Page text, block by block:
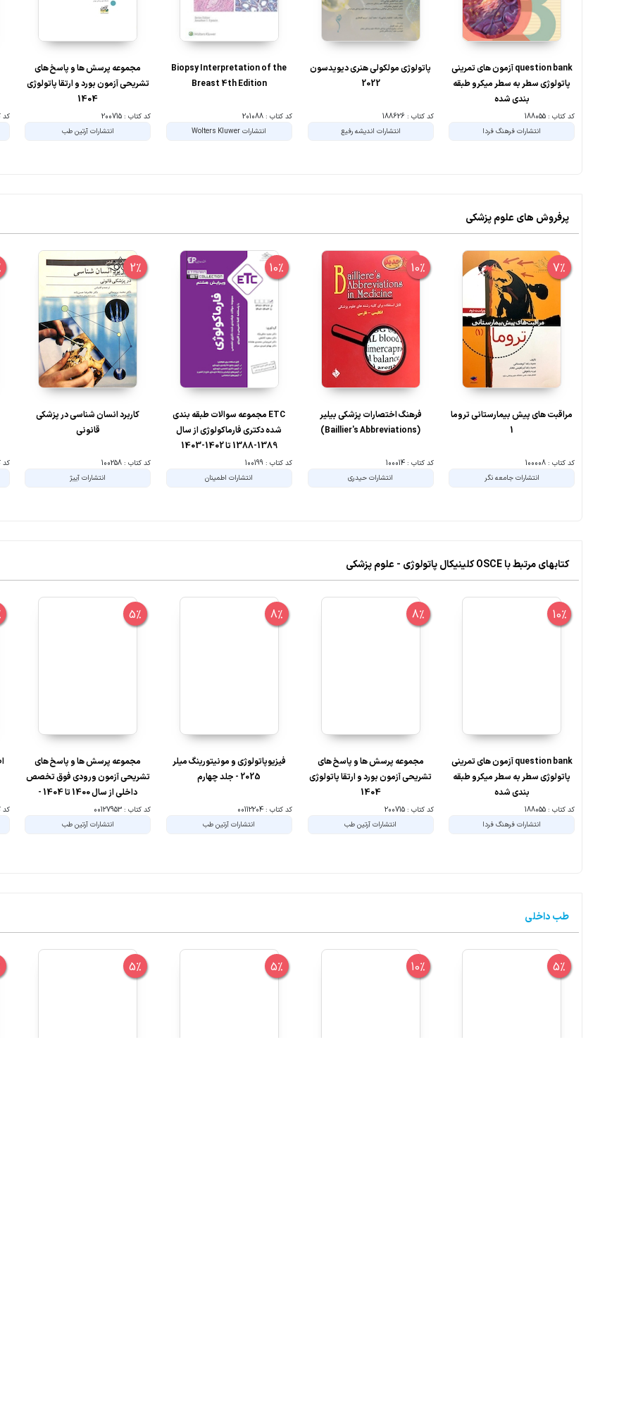
question bank آزمون های تمرینی
پاتولوژی سطر به سطر میکرو طبقه
بندی شده
کد کتاب : 188055
انتشارات فرهنگ فردا
پاتولوژی مولکولی هنری دیویدسون
2022
کد کتاب : 188626
انتشارات اندیشه رفیع
Biopsy Interpretation of the
Breast 4th Edition
کد کتاب : 201088
انتشارات Wolters Kluwer
مجموعه پرسش ها و پاسخ های
تشریحی آزمون بورد و ارتقا پاتولوژی
1404
کد کتاب : 200715
انتشارات آرتین طب
کد
پرفروش های علوم پزشکی
7%
مراقبت های پیش بیمارستانی تروما
1
کد کتاب : 100008
انتشارات جامعه نگر
10%
فرهنگ اختصارات پزشکی بیلیر
(Baillier's Abbreviations)
کد کتاب : 100014
انتشارات حیدری
10%
ETC مجموعه سوالات طبقه بندی
شده دکتری فارماکولوژی از سال
1389-1388 تا 1402-1403
کد کتاب : 100199
انتشارات اطمینان
2%
کاربرد انسان شناسی در پزشکی
قانونی
کد کتاب : 100258
انتشارات آییژ
کد
کتابهای مرتبط با OSCE کلینیکال پاتولوژی - علوم پزشکی
10%
question bank آزمون های تمرینی
پاتولوژی سطر به سطر میکرو طبقه
بندی شده
کد کتاب : 188055
انتشارات فرهنگ فردا
8%
مجموعه پرسش ها و پاسخ های
تشریحی آزمون بورد و ارتقا پاتولوژی
1404
کد کتاب : 200715
انتشارات آرتین طب
8%
فیزیوپاتولوژی و مونیتورینگ میلر
2025 - جلد چهارم
کد کتاب : 00112204
انتشارات آرتین طب
5%
مجموعه پرسش ها و پاسخ های
تشریحی آزمون ورودی فوق تخصص
داخلی از سال 1400 تا 1404 -
براساس هاریسون 2025کد کتاب : 00127953
انتشارات آرتین طب
کد
طب داخلی
5%
10%
5%
5%